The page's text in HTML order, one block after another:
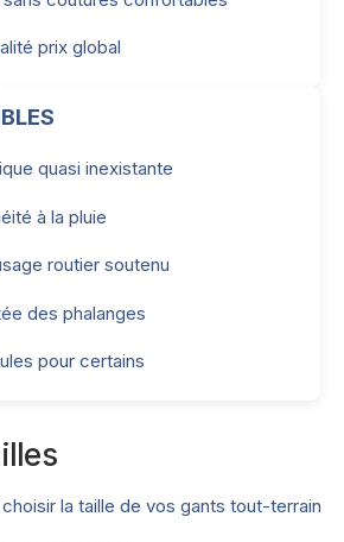
prix global
quasi inexistante
à la pluie
routier soutenu
des phalanges
pour certains
la taille de vos gants tout-terrain